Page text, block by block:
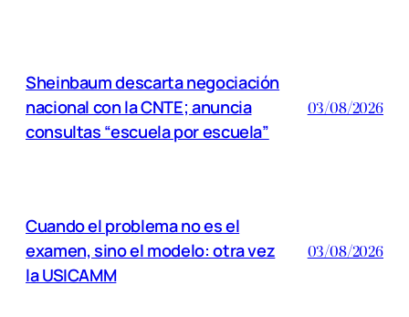
Sheinbaum descarta negociación
nacional con la CNTE; anuncia
consultas “escuela por escuela”
03/08/2026
Cuando el problema no es el
examen, sino el modelo: otra vez
la USICAMM
03/08/2026